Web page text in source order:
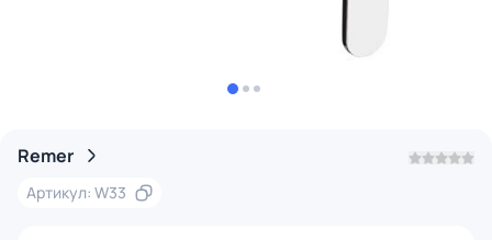
Remer
Артикул: W33